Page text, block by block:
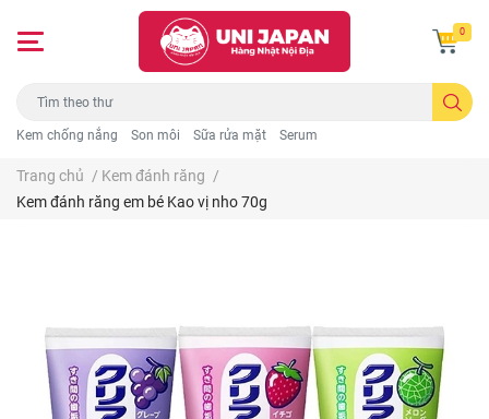
Kem chống nắng Son môi Sữa rửa mặt Serum
0
Trang chủ / Kem đánh răng /
Kem đánh răng em bé Kao vị nho 70g